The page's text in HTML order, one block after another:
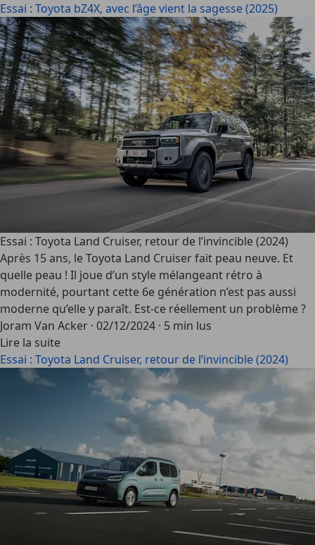
Essai : Toyota bZ4X, avec l’âge vient la sagesse (2025)
Essai : Toyota Land Cruiser, retour de l’invincible (2024)
Après 15 ans, le Toyota Land Cruiser fait peau neuve. Et
quelle peau ! Il joue d’un style mélangeant rétro à
modernité, pourtant cette 6e génération n’est pas aussi
moderne qu’elle y paraît. Est-ce réellement un problème ?
Joram Van Acker · 02/12/2024 · 5 min lus
Lire la suite
Essai : Toyota Land Cruiser, retour de l’invincible (2024)